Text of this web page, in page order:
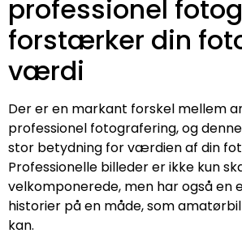
professionel
forstærker din
værdi
Der er en markant forskel mellem
professionel fotografering, og
stor betydning for værdien af din
Professionelle billeder er ikke kun
velkomponerede, men har også
historier på en måde, som
kan.